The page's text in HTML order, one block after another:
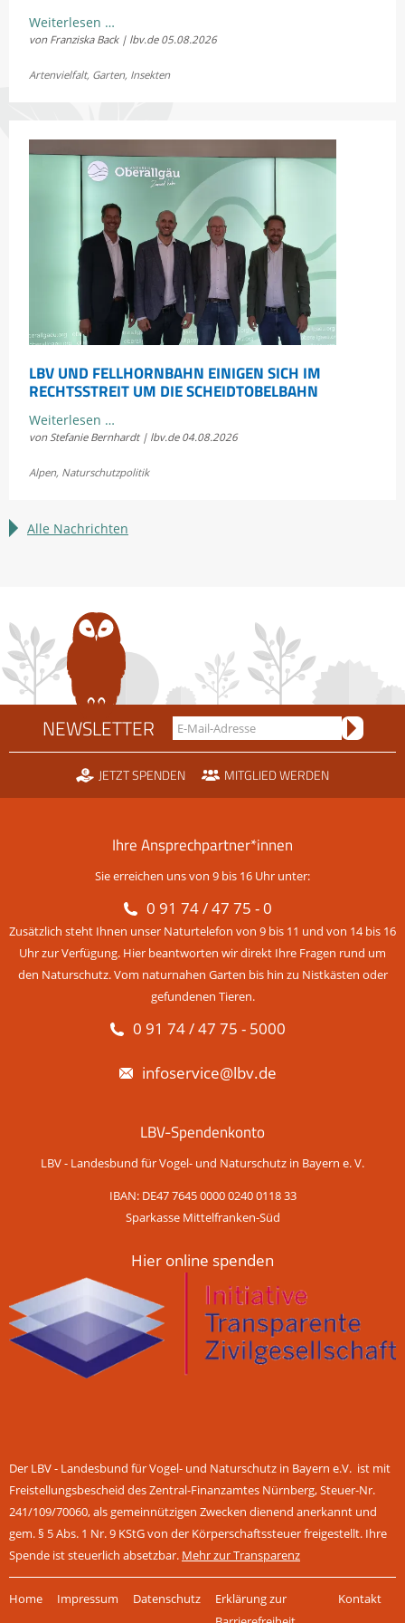
Weiterlesen …Kostenloses
Sommerkonzert:
Bayerns
von Franziska Back | lbv.de 05.08.2026
Artenvielfalt, Garten, Insekten
LBV UND FELLHORNBAHN EINIGEN SICH IM
RECHTSSTREIT UM DIE SCHEIDTOBELBAHN
Weiterlesen …LBV
und
einigen
im
Scheidtobelbahn
von Stefanie Bernhardt | lbv.de 04.08.2026
Alpen, Naturschutzpolitik
Alle Nachrichten
NEWSLETTER
JETZT SPENDEN MITGLIED WERDEN
Ihre Ansprechpartner*innen
Sie erreichen uns von 9 bis 16 Uhr unter:
0 91 74 / 47 75 - 0
Zusätzlich steht Ihnen unser Naturtelefon von 9 bis 11 und von 14 bis 16
Uhr zur Verfügung. Hier beantworten wir direkt Ihre Fragen rund um
den Naturschutz. Vom naturnahen Garten bis hin zu Nistkästen oder
gefundenen Tieren.
0 91 74 / 47 75 - 5000
infoservice@lbv.de
LBV-Spendenkonto
LBV - Landesbund für Vogel- und Naturschutz in Bayern e. V.
IBAN: DE47 7645 0000 0240 0118 33
Sparkasse Mittelfranken-Süd
Hier online spenden
Der LBV - Landesbund für Vogel- und Naturschutz in Bayern e.V. ist mit
Freistellungsbescheid des Zentral-Finanzamtes Nürnberg, Steuer-Nr.
241/109/70060, als gemeinnützigen Zwecken dienend anerkannt und
gem. § 5 Abs. 1 Nr. 9 KStG von der Körperschaftssteuer freigestellt. Ihre
Spende ist steuerlich absetzbar. Mehr zur Transparenz
überspringen
Home Impressum Datenschutz
Erklärung zur
Kontakt